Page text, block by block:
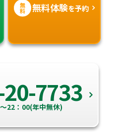
無
料 無料体験を予約
7733
22：00(年中無休)